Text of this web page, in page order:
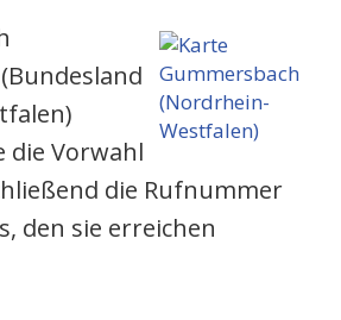
die Vorwahl
die Rufnummer
den sie erreichen